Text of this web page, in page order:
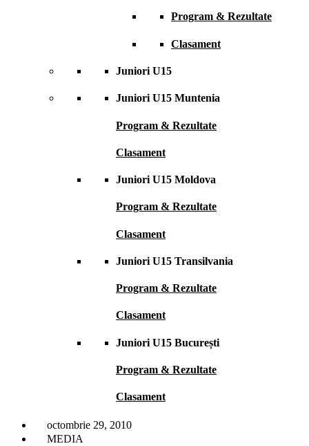
Program & Rezultate
Clasament
Juniori U15
Juniori U15 Muntenia
Program & Rezultate
Clasament
Juniori U15 Moldova
Program & Rezultate
Clasament
Juniori U15 Transilvania
Program & Rezultate
Clasament
Juniori U15 București
Program & Rezultate
Clasament
octombrie 29, 2010
MEDIA